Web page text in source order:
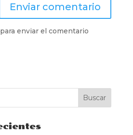
enviar el comentario